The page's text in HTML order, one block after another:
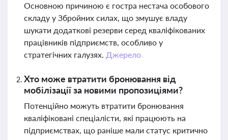
Основною причиною є гостра нестача особового
складу у Збройних силах, що змушує владу
шукати додаткові резерви серед кваліфікованих
працівників підприємств, особливо у
стратегічних галузях. Джерело
Хто може втратити бронювання від
мобілізації за новими пропозиціями?
Потенційно можуть втратити бронювання
кваліфіковані спеціалісти, які працюють на
підприємствах, що раніше мали статус критично